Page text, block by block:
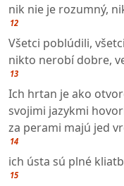
nik nie je rozumný,
12
Všetci poblúdili,
nikto nerobí dobre,
13
Ich hrtan je ako
svojimi jazykmi
za perami majú jed
14
ich ústa sú plné
15